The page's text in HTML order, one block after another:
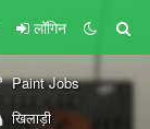
लॉगिन
Paint Jobs
खिलाड़ी